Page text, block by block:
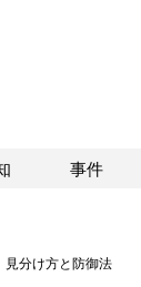
見分け方と防御法
事件